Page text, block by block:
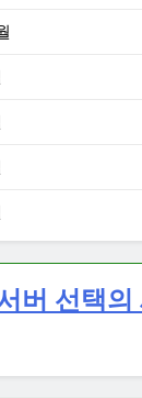
버 선택의